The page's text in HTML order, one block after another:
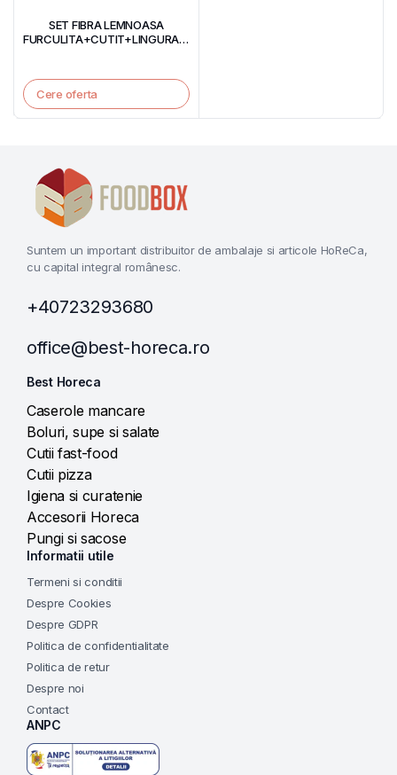
SET FIBRA LEMNOASA
FURCULITA+CUTIT+LINGURA+SERVETEL
Cere oferta
Suntem un important distribuitor de ambalaje si articole HoReCa,
cu capital integral românesc.
+40723293680
office@best-horeca.ro
Best Horeca
Caserole mancare
Boluri, supe si salate
Cutii fast-food
Cutii pizza
Igiena si curatenie
Accesorii Horeca
Pungi si sacose
Informatii utile
Termeni si conditii
Despre Cookies
Despre GDPR
Politica de confidentialitate
Politica de retur
Despre noi
Contact
ANPC